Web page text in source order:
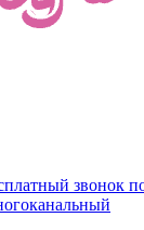
звонок